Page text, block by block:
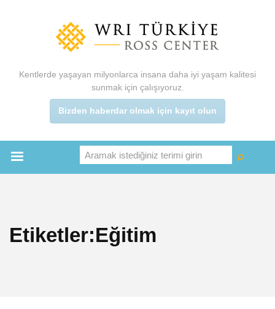
Kentlerde yaşayan milyonlarca insana daha iyi yaşam kalitesi
sunmak için çalışıyoruz.
Bizden haberdar olmak için kayıt olun
Ara
Ara
Etiketler:Eğitim